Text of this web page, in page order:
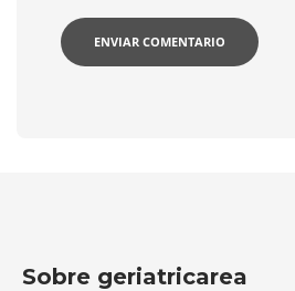
Sobre geriatricarea